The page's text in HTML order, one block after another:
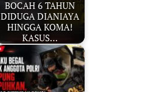
BOCAH 6 TAHUN
DIDUGA DIANIAYA
HINGGA KOMA!
KASUS…